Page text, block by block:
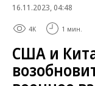
16.11.2023, 04:48
4K 1 мин.
США и